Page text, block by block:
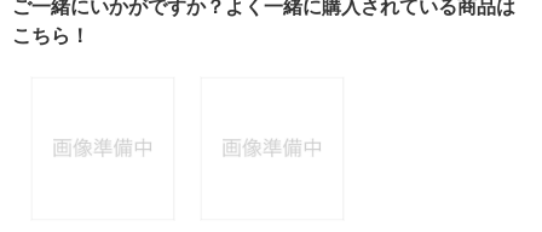
ご一緒にいかがですか？よく一緒に購入されている商品は
こちら！